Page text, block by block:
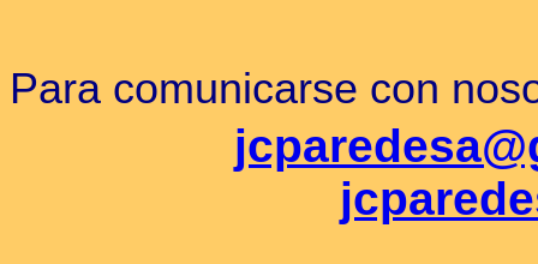
Para comunicarse con